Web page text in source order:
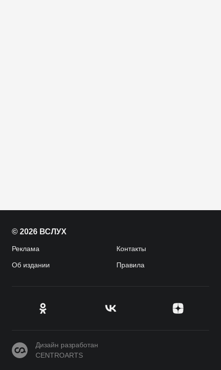
© 2026 ВСЛУХ
Реклама Контакты
Об издании Правила
CENTROARTS